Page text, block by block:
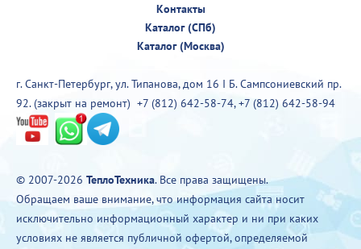
Контакты
Каталог (СПб)
Каталог (Москва)
г. Санкт-Петербург, ул. Типанова, дом 16 I Б. Сампсониевский пр.
92. (закрыт на ремонт) +7 (812) 642-58-74,+7 (812) 642-58-94
© 2007-2026 ТеплоТехника. Все права защищены.
Обращаем ваше внимание, что информация сайта носит
исключительно информационный характер и ни при каких
условиях не является публичной офертой, определяемой